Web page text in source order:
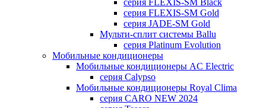
серия FLEXIS-SM Black
серия FLEXIS-SM Gold
серия JADE-SM Gold
Мульти-сплит системы Ballu
серия Platinum Evolution
Мобильные кондиционеры
Мобильные кондиционеры AC Electric
серия Calypso
Мобильные кондиционеры Royal Clima
серия CARO NEW 2024